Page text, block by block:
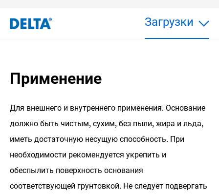
Загрузки
Применение
Для внешнего и внутреннего применения. Основание
должно быть чистым, сухим, без пыли, жира и льда,
иметь достаточную несущую способность. При
необходимости рекомендуется укрепить и
обеспылить поверхность основания
соответствующей грунтовкой. Не следует подвергать